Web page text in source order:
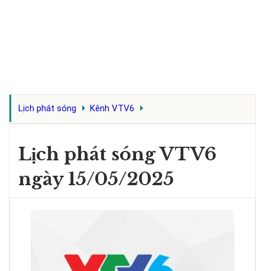
Lịch phát sóng Kênh VTV6
Lịch phát sóng VTV6
ngày 15/05/2025